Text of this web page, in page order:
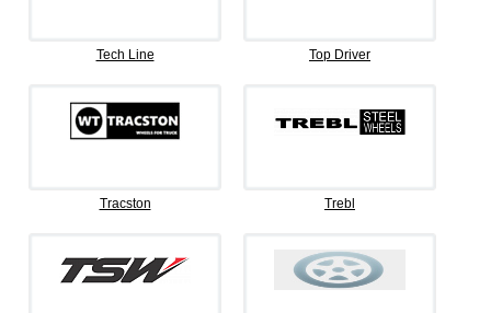
Tech Line Top Driver
Tracston Trebl